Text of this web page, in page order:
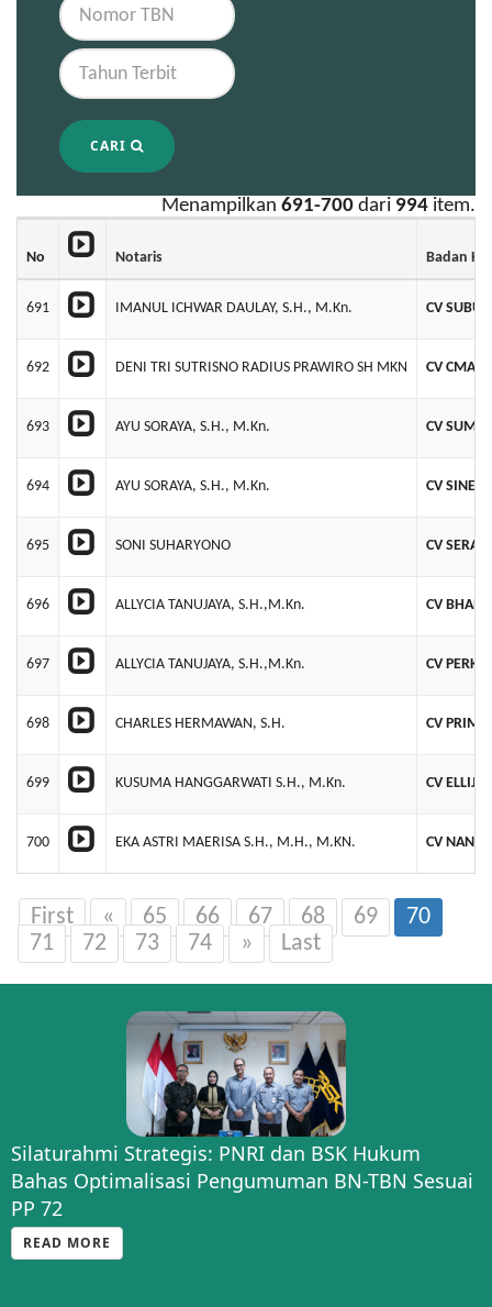
CARI
Menampilkan 691-700 dari 994 item.
No Notaris Badan
691 IMANUL ICHWAR DAULAY, S.H., M.Kn. CV
692 DENI TRI SUTRISNO RADIUS PRAWIRO SH MKN CV CMA
693 AYU SORAYA, S.H., M.Kn. CV
694 AYU SORAYA, S.H., M.Kn. CV
695 SONI SUHARYONO CV
696 ALLYCIA TANUJAYA, S.H.,M.Kn. CV
697 ALLYCIA TANUJAYA, S.H.,M.Kn. CV
698 CHARLES HERMAWAN, S.H. CV PRIMA
699 KUSUMA HANGGARWATI S.H., M.Kn. CV ELLIJA
700 EKA ASTRI MAERISA S.H., M.H., M.KN. CV
First « 65 66 67 68 69
70
71
72 73 74 » Last
Silaturahmi Strategis: PNRI dan BSK Hukum
Bahas Optimalisasi Pengumuman BN-TBN Sesuai
PP 72
READ MORE